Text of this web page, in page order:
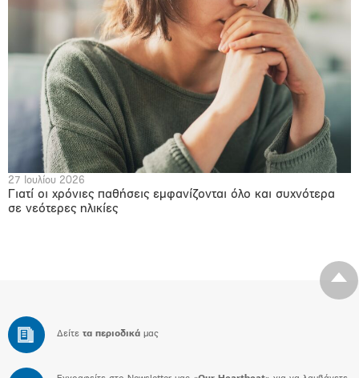
27 Ιουλίου 2026
Γιατί οι χρόνιες παθήσεις εμφανίζονται όλο και συχνότερα
σε νεότερες ηλικίες
Δείτε τα περιοδικά μας